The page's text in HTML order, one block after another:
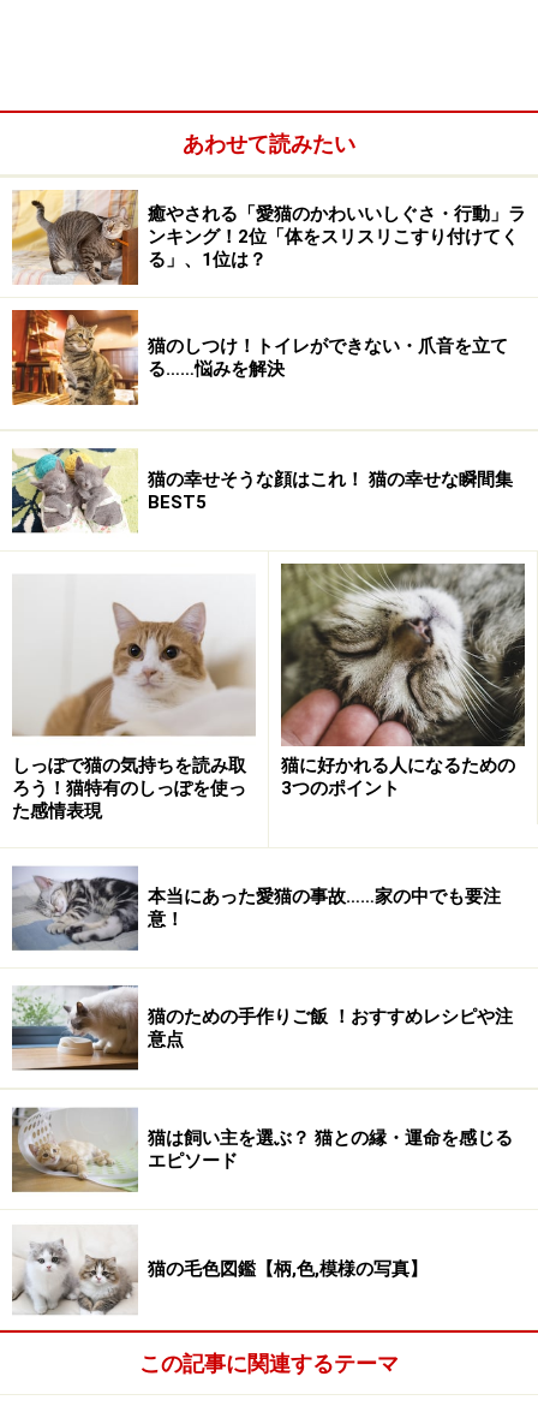
平均体重は3～6㎏程度
平均寿命は10～13歳程度
好奇心旺盛で、社交的！ マンチカンの性格
マンチカンの飼育法
なりやすい病気 椎間板ヘルニアに注意
適している飼い主の性格
猫種の歴史
マンチカンは突然変異的発生で産まれた猫種
マンチカンといえば、短い足が特徴的な猫種ですが、こ
うした短足の猫は古くから存在していたとされていま
す。短足猫に関する最も古い記録は1944年にイギリスの
H.E.ウィリアムズ＝ジョーンズ博士が記した
「Veterinary」という獣医学録でした。
そんなマンチカンは、ある音楽教師と短足猫との出会い
1983年、アメリカのルイジアナ州・レイビルに住んでい
た音楽教師のサンドラ・ホケンゲルは愛車である小型ト
ラックの下に2匹の短足猫の姿を発見。自宅へ連れて帰
ることにしました。
サンドラは2匹をマンチカンと呼び、黒猫に「ブラック
ベリー」、灰色猫には「ブルーベリー」という名前を与
えることに。しかし、2匹はどちらもメスであり、妊娠
していたため、サンドラはブラックベリーを手元に残
し、ブルーベリーは知人に譲ることにしました。
ブラックベリーはその後、無事に出産し、産まれた子猫
（オス）も短足を受け継いでいたそうです。サンドラは
その子猫を「トゥールーズ」と名付け、友人であるケ
イ・フランスに譲りました。トゥールーズはやがて、近
所の雑種猫と交配をするようになり、ケイの家の周囲に
あわせて読みたい
癒やされる「愛猫のかわいいしぐさ・行動」ラ
ンキング！2位「体をスリスリこすり付けてく
る」、1位は？
猫のしつけ！トイレができない・爪音を立て
る……悩みを解決
猫の幸せそうな顔はこれ！ 猫の幸せな瞬間集
BEST5
しっぽで猫の気持ちを読み取
ろう！猫特有のしっぽを使っ
た感情表現
猫に好かれる人になるための
3つのポイント
本当にあった愛猫の事故……家の中でも要注
意！
猫のための手作りご飯 ！おすすめレシピや注
意点
猫は飼い主を選ぶ？ 猫との縁・運命を感じる
エピソード
猫の毛色図鑑【柄,色,模様の写真】
この記事に関連するテーマ